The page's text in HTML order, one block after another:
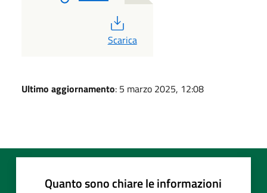
PDF
Scarica
Ultimo aggiornamento: 5 marzo 2025, 12:08
Quanto sono chiare le informazioni